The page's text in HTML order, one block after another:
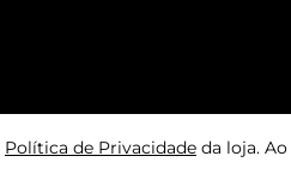
Política de Privacidade da loja.